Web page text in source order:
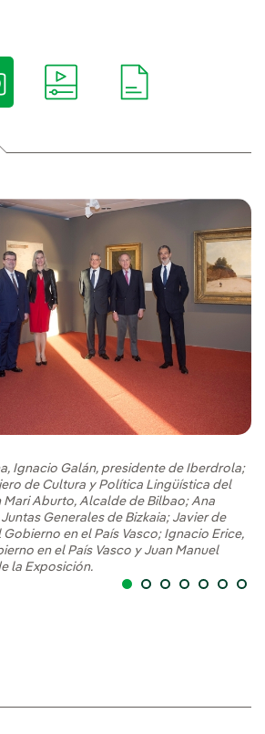
Ignacio Galán, presidente de Iberdrola;
de Cultura y Política Lingüística del
Mari Aburto, Alcalde de Bilbao; Ana
Generales de Bizkaia; Javier de
en el País Vasco; Ignacio Erice,
en el País Vasco y Juan Manuel
la Exposición.